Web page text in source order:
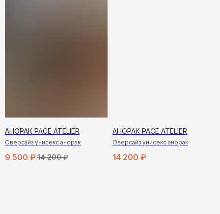
АНОРАК PACE ATELIER
Оверсайз унисекс анорак
9 500 ₽ 14 200 ₽
АНОРАК PACE ATELIER
Оверсайз унисекс анорак
14 200 ₽